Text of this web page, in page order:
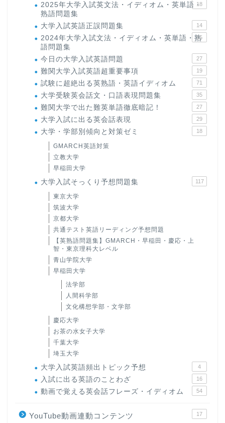
2025年大学入試英文法・イディオム・英単語・
熟語問題集
18
大学入試英語正誤問題集 14
2024年大学入試文法・イディオム・英単語・熟
語問題集
15
今日の大学入試英語問題 27
難関大学入試英語超重要事項 19
試験に超絶出る英熟語・英語イディオム 71
大学受験英会話文・口語表現問題集 35
難関大学で出た難英単語徹底暗記！ 27
大学入試に出る英会話表現 29
大学・学部別傾向と対策ゼミ 18
GMARCH英語対策
立教大学
早稲田大学
大学入試そっくり予想問題集 117
東京大学
筑波大学
京都大学
共通テスト英語リーディング予想問題
【英熟語問題集】GMARCH・早稲田・慶応・上
智・東京理科大レベル
青山学院大学
早稲田大学
法学部
人間科学部
文化構想学部・文学部
慶応大学
お茶の水女子大学
千葉大学
埼玉大学
大学入試英語頻出トピック予想 4
入試に出る英語のことわざ 16
動画で覚える英会話フレーズ・イディオム 54
YouTube動画連動コンテンツ 17